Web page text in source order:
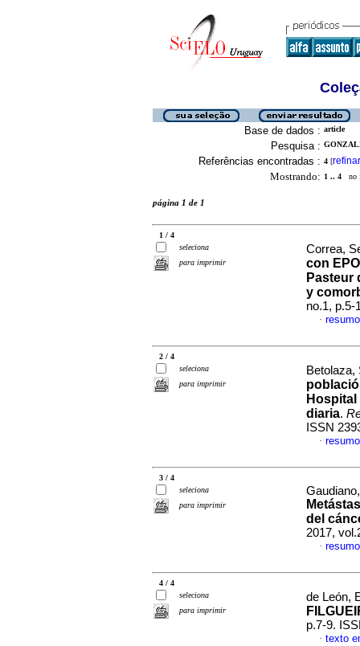
Base de dados : article
Pesquisa :
Referências encontradas : 4 [refinar
Mostrando: 1 .. 4 no
página 1 de 1
1 / 4
seleciona
para imprimir
Correa,
con
Pasteur
y
no.1, p.5-
·
2 / 4
seleciona
para imprimir
diaria.
ISSN
·
3 / 4
seleciona
para imprimir
del
2017,
·
4 / 4
seleciona
para imprimir
de León,
p.7-9.
· texto